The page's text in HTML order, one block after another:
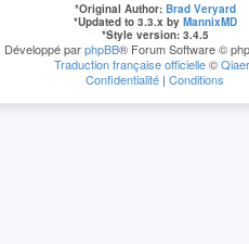
*Original Author: Brad Veryard
*Updated to 3.3.x by MannixMD
*Style version: 3.4.5
Développé parphpBB® Forum Software ©
Traduction française officielle©
Confidentialité | Conditions